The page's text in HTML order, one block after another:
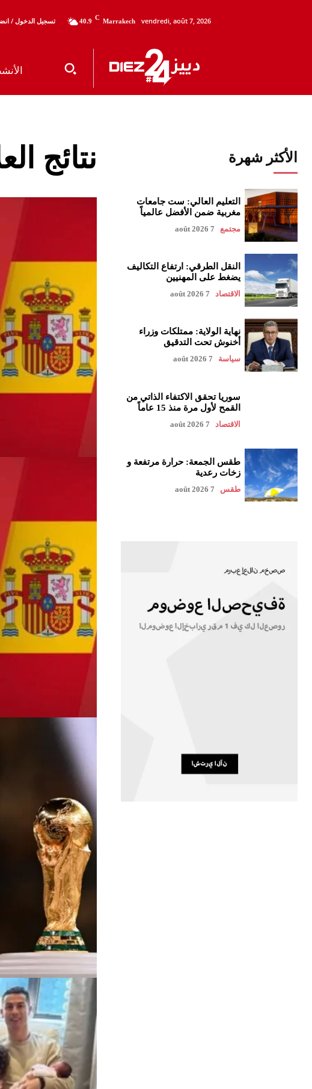
تسجيل الدخول / 40.9 C Marrakech vendredi, août 7, 2026
نتائج الأكثر شهرة
التعليم العالي: ست جامعات
مغربية ضمن الأفضل عالمياً
مجتمع 7 août 2026
النقل الطرقي: ارتفاع التكاليف
يضغط على المهنيين
الاقتصاد 7 août 2026
نهاية الولاية: ممتلكات وزراء
أخنوش تحت التدقيق
سياسة 7 août 2026
سوريا تحقق الاكتفاء الذاتي من
القمح لأول مرة منذ 15 عاماً
الاقتصاد 7 août 2026
طقس الجمعة: حرارة مرتفعة و
زخات رعدية
طقس 7 août 2026